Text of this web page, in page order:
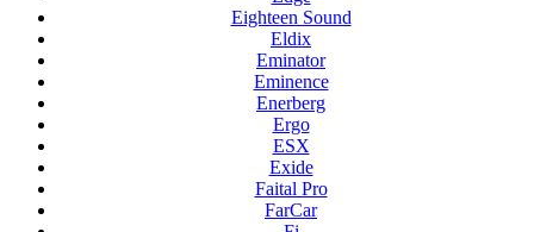
Eighteen Sound
Eldix
Eminator
Eminence
Enerberg
Ergo
ESX
Exide
Faital Pro
FarCar